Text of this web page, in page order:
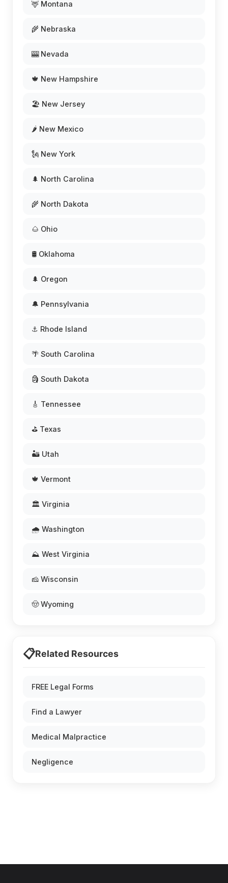
🦌 Montana
🌾 Nebraska
🎰 Nevada
🍁 New Hampshire
🏖️ New Jersey
🌶️ New Mexico
🗽 New York
🌲 North Carolina
🌾 North Dakota
🌰 Ohio
🛢️ Oklahoma
🌲 Oregon
🔔 Pennsylvania
⚓ Rhode Island
🌴 South Carolina
🗿 South Dakota
🎸 Tennessee
⛳ Texas
🏜️ Utah
🍁 Vermont
🏛️ Virginia
🌧️ Washington
⛰️ West Virginia
🧀 Wisconsin
🤠 Wyoming
📋Related Resources
FREE Legal Forms
Find a Lawyer
Medical Malpractice
Negligence